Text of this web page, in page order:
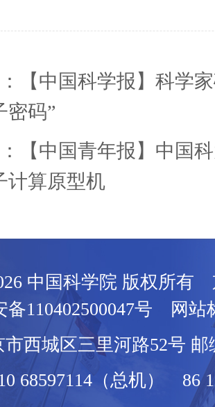
：【中国科学报】科学
密码”
【中国青年报】中国
计算原型机
中国科学院 版权所有
备110402500047号 网站
西城区三里河路52号 邮
68597114（总机） 86